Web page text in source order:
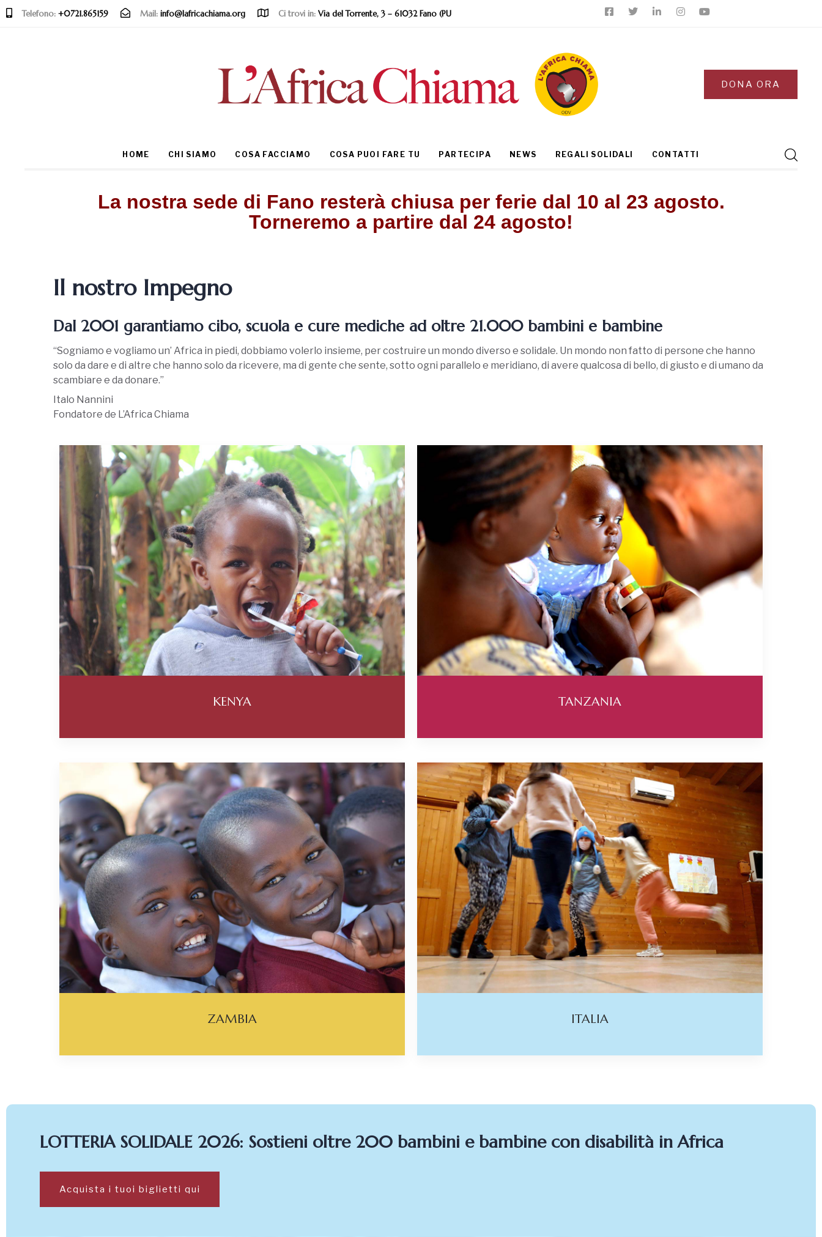
Telefono: +0721.865159 Mail: info@lafricachiama.org Ci trovi in: Via del Torrente, 3 – 61032 Fano (PU
DONA ORA
HOME CHI SIAMO COSA FACCIAMO COSA PUOI FARE TU PARTECIPA NEWS REGALI SOLIDALI CONTATTI
La nostra sede di Fano resterà chiusa per ferie dal 10 al 23 agosto.
Torneremo a partire dal 24 agosto!
Il nostro Impegno
Dal 2001 garantiamo cibo, scuola e cure mediche ad oltre 21.000 bambini e bambine
“Sogniamo e vogliamo un’ Africa in piedi, dobbiamo volerlo insieme, per costruire un mondo diverso e solidale. Un mondo non fatto di persone che hanno
solo da dare e di altre che hanno solo da ricevere, ma di gente che sente, sotto ogni parallelo e meridiano, di avere qualcosa di bello, di giusto e di umano da
scambiare e da donare.”
Italo Nannini
Fondatore de L’Africa Chiama
KENYA TANZANIA
ZAMBIA ITALIA
LOTTERIA SOLIDALE 2026: Sostieni oltre 200 bambini e bambine con disabilità in Africa
Acquista i tuoi biglietti qui